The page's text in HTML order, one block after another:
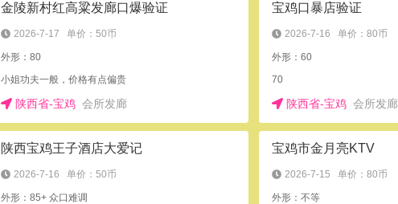
金陵新村红高粱发廊口爆验证
2026-7-17 单价：50币
外形：80
小姐功夫一般，价格有点偏贵
陕西省-宝鸡会所发廊
宝鸡口暴店验证
2026-7-16 单价：80币
外形：60
70
陕西省-宝鸡 会所发廊
陕西宝鸡王子酒店大爱记
2026-7-16 单价：50币
外形：85+ 众口难调
宝鸡市金月亮KTV
2026-7-15 单价：80币
外形：不等